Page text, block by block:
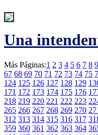
Una
Más Páginas:1 2 3 4 5 6 7 8 9
67 68 69 70 71 72 73 74 75
124 125 126 127 128 129
171 172 173 174 175 176
218 219 220 221 222 223
265 266 267 268 269 270
312 313 314 315 316 317
359 360 361 362 363 364